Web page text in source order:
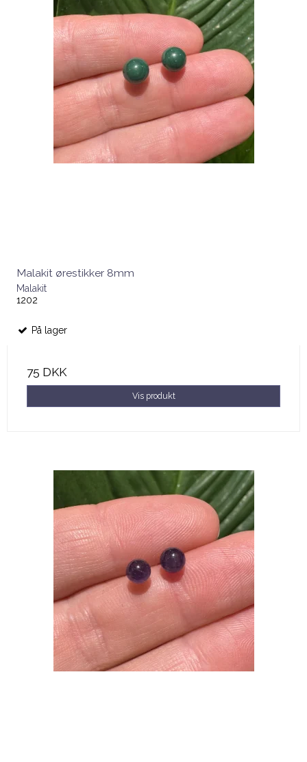
Malakit ørestikker 8mm
Malakit
1202
På lager
75 DKK
Vis produkt